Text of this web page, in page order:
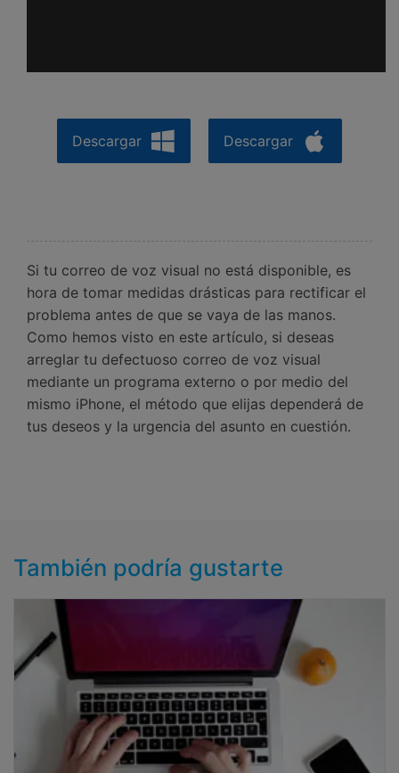
Descargar Descargar
Si tu correo de voz visual no está disponible, es
hora de tomar medidas drásticas para rectificar el
problema antes de que se vaya de las manos.
Como hemos visto en este artículo, si deseas
arreglar tu defectuoso correo de voz visual
mediante un programa externo o por medio del
mismo iPhone, el método que elijas dependerá de
tus deseos y la urgencia del asunto en cuestión.
También podría gustarte